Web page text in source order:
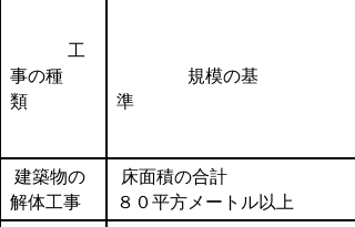
工
事の種
類
規模の基
建築物の
解体工事
床面積の合計
８０平方メートル以上